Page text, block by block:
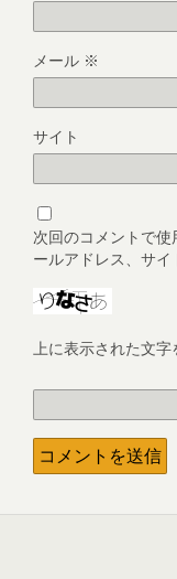
メール ※
サイト
次回のコメントで
ールアドレス、サイ
上に表示された文字